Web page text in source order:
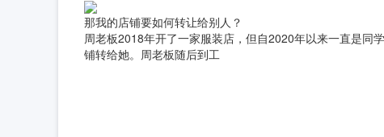
那我的店铺要如何转让给别人？
周老板2018年开了一家服装店，但自2020年以来一直是同
铺转给她。周老板随后到工